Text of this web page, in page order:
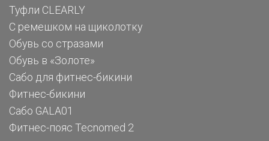
Туфли CLEARLY
С ремешком на щиколотку
Обувь со стразами
Обувь в «Золоте»
Сабо для фитнес-бикини
Фитнес-бикини
Сабо GALA01
Фитнес-пояс Tecnomed 2